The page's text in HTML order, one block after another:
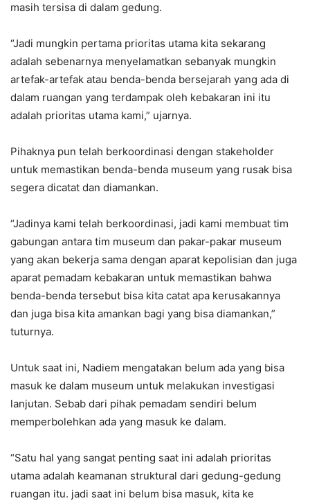
masih tersisa di dalam gedung.
“Jadi mungkin pertama prioritas utama kita sekarang
adalah sebenarnya menyelamatkan sebanyak mungkin
artefak-artefak atau benda-benda bersejarah yang ada di
dalam ruangan yang terdampak oleh kebakaran ini itu
adalah prioritas utama kami,” ujarnya.
Pihaknya pun telah berkoordinasi dengan stakeholder
untuk memastikan benda-benda museum yang rusak bisa
segera dicatat dan diamankan.
“Jadinya kami telah berkoordinasi, jadi kami membuat tim
gabungan antara tim museum dan pakar-pakar museum
yang akan bekerja sama dengan aparat kepolisian dan juga
aparat pemadam kebakaran untuk memastikan bahwa
benda-benda tersebut bisa kita catat apa kerusakannya
dan juga bisa kita amankan bagi yang bisa diamankan,”
tuturnya.
Untuk saat ini, Nadiem mengatakan belum ada yang bisa
masuk ke dalam museum untuk melakukan investigasi
lanjutan. Sebab dari pihak pemadam sendiri belum
memperbolehkan ada yang masuk ke dalam.
“Satu hal yang sangat penting saat ini adalah prioritas
utama adalah keamanan struktural dari gedung-gedung
ruangan itu. jadi saat ini belum bisa masuk, kita ke